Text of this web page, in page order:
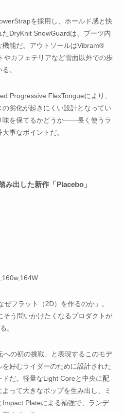
を採用し、ホールド感と快
DryKnit SnowGuardは、ブーツ内
能だ。アウトソールはVibram®
やカフェテリアなど雪面以外での歩
。
Progressive FlexTongueにより、
劣化が起きにくい設計となってい
味を保てるかどうか——長く使うラ
事なポイントだ。
み出 した新作「Placebo」
ぜフラット（2D）を作るのか」。
そう問いかけたくなるプロダクトが
。
への初の挑戦」と表現するこのモデ
好むライダーのために設計された
だ。軽量なLight Coreと中央に配
って大きなポップを生み出し、ミ
Plateによる補強で、ランデ